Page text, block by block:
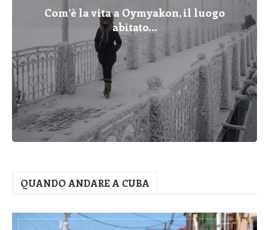
Com’è la vita a Oymyakon, il luogo
abitato...
QUANDO ANDARE A CUBA